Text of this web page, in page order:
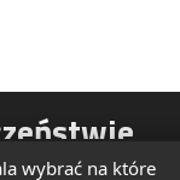
wybrać na które